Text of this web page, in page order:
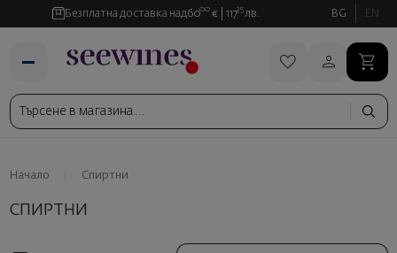
Безплатна доставка над6000 € 11735 лв. BG EN
Начало Спиртни
СПИРТНИ